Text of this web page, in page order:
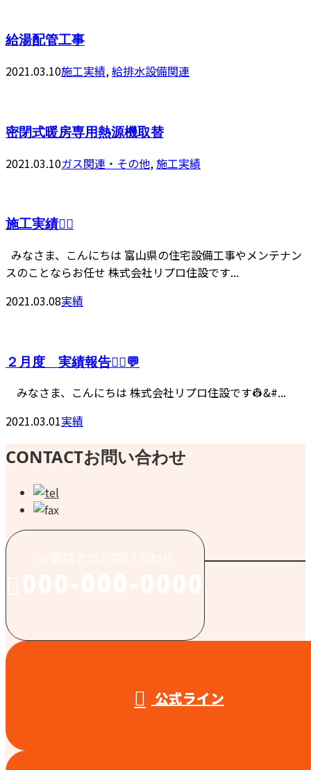
給湯配管工事
2021.03.10施工実績,給排水設備関連
密閉式暖房専用熱源機取替
2021.03.10ガス関連・その他, 施工実績
施工実績👷‍♂️
みなさま、こんにちは 富山県の住宅設備工事やメンテナン
スのことならお任せ 株式会社リプロ住設です...
2021.03.08実績
２月度 実績報告👷‍♂️💬
みなさま、こんにちは 株式会社リプロ住設です👷‍&#...
2021.03.01実績
CONTACTお問い合わせ
公式ライン